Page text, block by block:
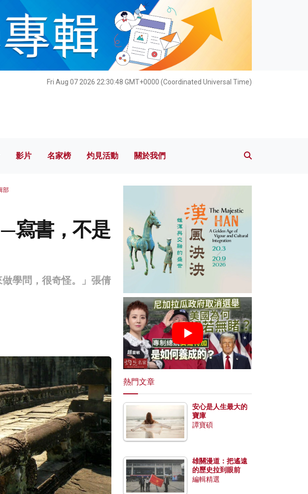
Fri Aug 07 2026 22:30:50 GMT+0000 (Coordinated Universal Time)
影片 名家榜 灼見活動 關於我們
影片 名家榜 灼見活動 關於我們
部
寫書，不是
學問，很奇怪。」張倩
熱門文章
安心是人生最大的
寶庫
譚寶碩
雄關漫道：把遙遠
的歷史拉到眼前
編輯精選